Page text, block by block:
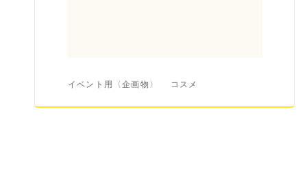
イベント用〈企画物〉 コスメ